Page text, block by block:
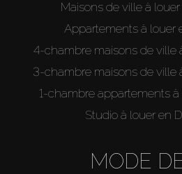
Maisons de ville à
Appartements à louer
4-chambre maisons de ville
3-chambre maisons de ville
1-chambre appartements
Studio à louer en
MODE